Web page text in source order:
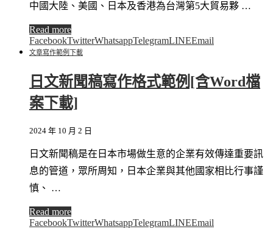
中國大陸、美國、日本及香港為台灣第5大貿易夥 …
Read more
FacebookTwitterWhatsappTelegramLINEEmail
文章寫作範例下載
日文新聞稿寫作格式範例[含Word檔
案下載]
2024 年 10 月 2 日
日文新聞稿是在日本市場做生意的企業有效傳達重要訊
息的管道，眾所周知，日本企業與其他國家相比行事謹
慎、 …
Read more
FacebookTwitterWhatsappTelegramLINEEmail